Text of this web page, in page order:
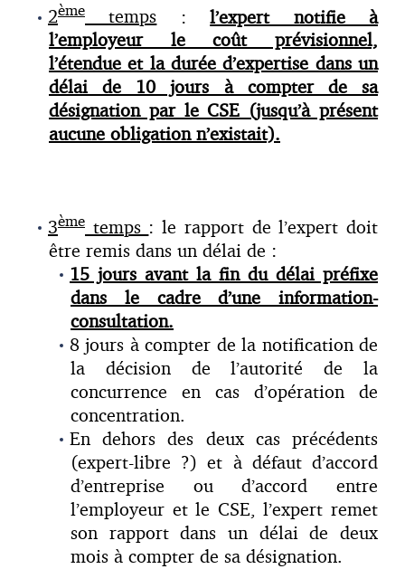
2ème temps :l’expert notifie à
l’employeur le coût prévisionnel,
l’étendue et la durée d’expertise dans un
délai de 10 jours à compter de sa
désignation par le CSE (jusqu’à présent
aucune obligation n’existait).
3ème temps : le rapport de l’expert doit
être remis dans un délai de :
15 jours avant la fin du délai préfixe
dans le cadre d’une information-
consultation.
8 jours à compter de la notification de
la décision de l’autorité de la
concurrence en cas d’opération de
concentration.
En dehors des deux cas précédents
(expert-libre ?) et à défaut d’accord
d’entreprise ou d’accord entre
l’employeur et le CSE, l’expert remet
son rapport dans un délai de deux
mois à compter de sa désignation.